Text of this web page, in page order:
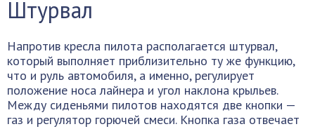
Штурвал
Напротив кресла пилота располагается штурвал,
который выполняет приблизительно ту же функцию,
что и руль автомобиля, а именно, регулирует
положение носа лайнера и угол наклона крыльев.
Между сиденьями пилотов находятся две кнопки —
газ и регулятор горючей смеси. Кнопка газа отвечает